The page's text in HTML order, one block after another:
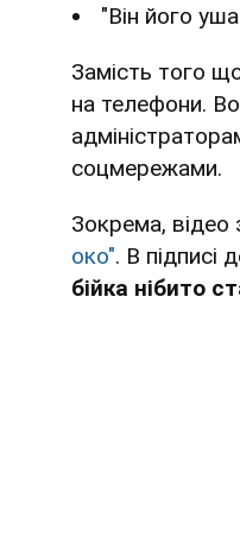
"Він його
Замість того
на телефони.
соцмережами.
Зокрема, відео
око". В підписі
бійка нібито